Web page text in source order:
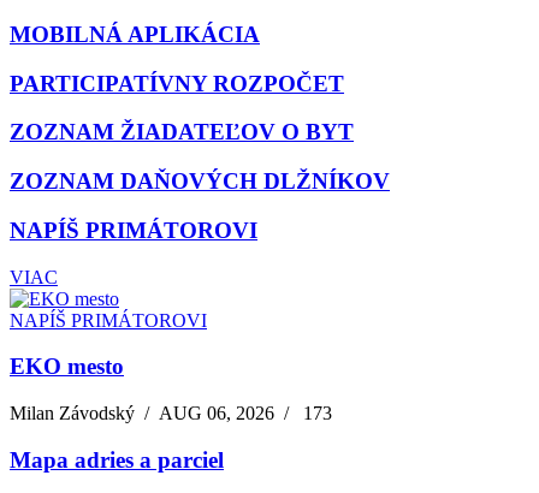
MOBILNÁ APLIKÁCIA
PARTICIPATÍVNY ROZPOČET
ZOZNAM ŽIADATEĽOV O BYT
ZOZNAM DAŇOVÝCH DLŽNÍKOV
NAPÍŠ PRIMÁTOROVI
VIAC
NAPÍŠ PRIMÁTOROVI
EKO mesto
Milan Závodský /AUG 06, 2026 / 173
Mapa adries a parciel